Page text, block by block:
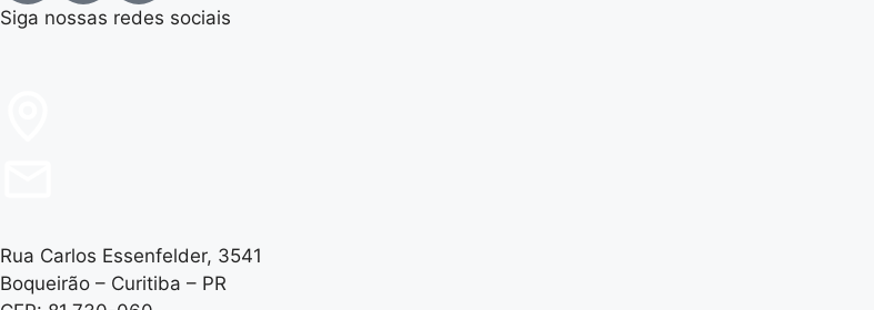
Siga nossas redes sociais
Rua Carlos Essenfelder, 3541
Boqueirão – Curitiba – PR